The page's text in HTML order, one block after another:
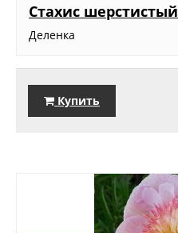
Стахис шерстистый
Деленка
Купить